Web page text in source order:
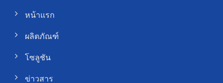
หน้าแรก
ผลิตภัณฑ์
โซลูชัน
ข่าวสาร